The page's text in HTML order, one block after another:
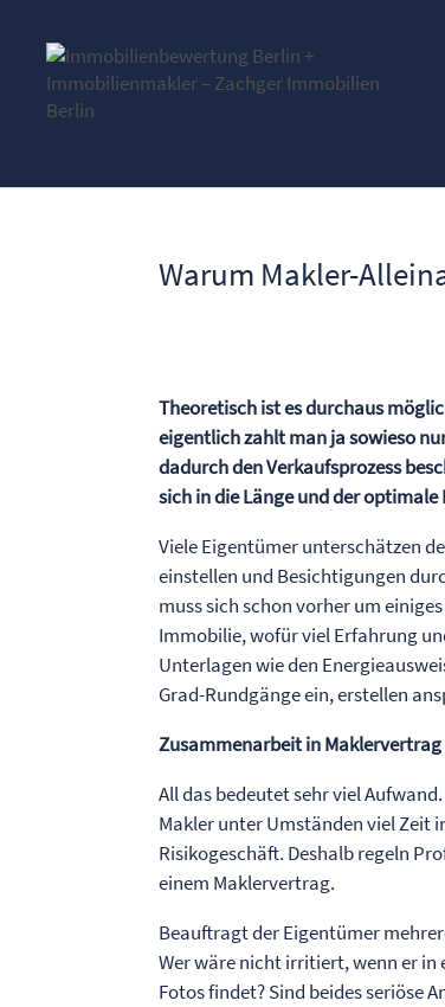
Warum Makler-
Theoretisch ist es durchaus
eigentlich zahlt man ja sowieso
dadurch den Verkaufsprozess
sich in die Länge und der
Viele Eigentümer unterschätzen
einstellen und Besichtigungen
muss sich schon vorher um
Immobilie, wofür viel Erfahrung
Unterlagen wie den
Grad-Rundgänge ein, erstellen
Zusammenarbeit in
All das bedeutet sehr viel
Makler unter Umständen viel Zeit
Risikogeschäft. Deshalb regeln
einem Maklervertrag.
Beauftragt der Eigentümer
Wer wäre nicht irritiert, wenn er
Fotos findet? Sind beides seriöse